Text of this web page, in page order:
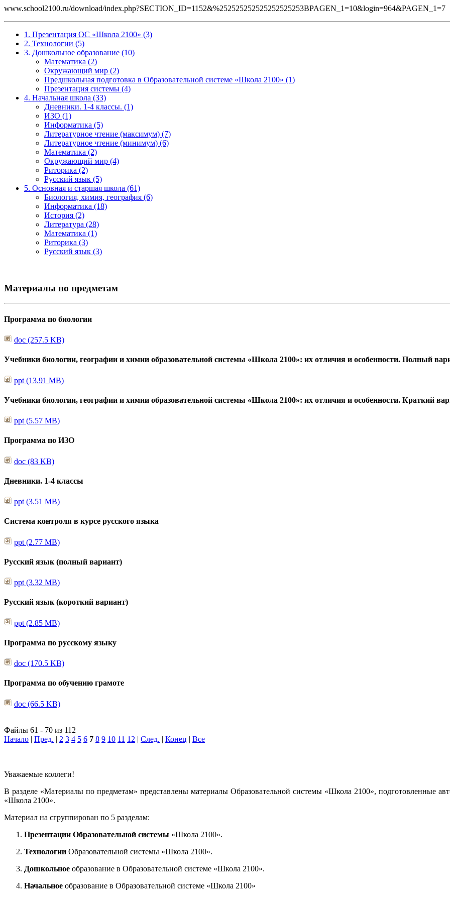
www.school2100.ru/download/index.php?SECTION_ID=1152&%252525252525252525253BPAGEN_1=10&login=964&PAGEN_1=7
1. Презентация ОС «Школа 2100» (3)
2. Технологии (5)
3. Дошкольное образование (10)
Математика (2)
Окружающий мир (2)
Предшкольная подготовка в Образовательной системе «Школа 2100» (1)
Презентация системы (4)
4. Начальная школа (33)
Дневники. 1-4 классы. (1)
ИЗО (1)
Информатика (5)
Литературное чтение (максимум) (7)
Литературное чтение (минимум) (6)
Математика (2)
Окружающий мир (4)
Риторика (2)
Русский язык (5)
5. Основная и старшая школа (61)
Биология, химия, география (6)
Информатика (18)
История (2)
Литература (28)
Математика (1)
Риторика (3)
Русский язык (3)
Материалы по предметам
Программа по биологии
doc (257.5 KB)
Учебники биологии, географии и химии образовательной системы «Школа 2100»: их отличия и особенности. Полный
ppt (13.91 MB)
Учебники биологии, географии и химии образовательной системы «Школа 2100»: их отличия и особенности. Краткий
ppt (5.57 MB)
Программа по ИЗО
doc (83 KB)
Дневники. 1-4 классы
ppt (3.51 MB)
Система контроля в курсе русского языка
ppt (2.77 MB)
Русский язык (полный вариант)
ppt (3.32 MB)
Русский язык (короткий вариант)
ppt (2.85 MB)
Программа по русскому языку
doc (170.5 KB)
Программа по обучению грамоте
doc (66.5 KB)
Файлы 61 - 70 из 112
Начало | Пред. | 2 3 4 5 6 7 8 9 10 11 12 | След. | Конец | Все
Уважаемые коллеги!
В разделе «Материалы по предметам» представлены материалы Образовательной системы «Школа 2100», подготовленные
«Школа 2100».
Материал на сгруппирован по 5 разделам:
Презентации Образовательной системы «Школа 2100».
Технологии Образовательной системы «Школа 2100».
Дошкольное образование в Образовательной системе «Школа 2100».
Начальное образование в Образовательной системе «Школа 2100»